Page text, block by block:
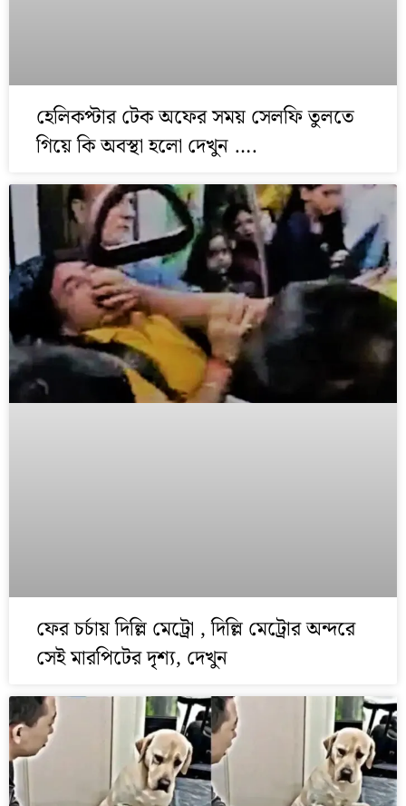
হেলিকপ্টার টেক অফের সময় সেলফি তুলতে
গিয়ে কি অবস্থা হলো দেখুন ….
ফের চর্চায় দিল্লি মেট্রো , দিল্লি মেট্রোর অন্দরে
সেই মারপিটের দৃশ্য, দেখুন